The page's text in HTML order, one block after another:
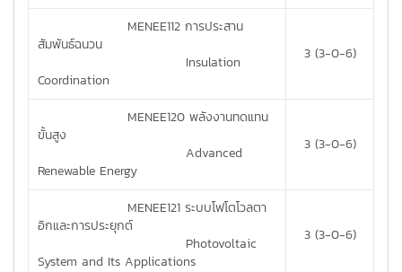
MENEE112 การประสาน
สัมพันธ์ฉนวน
Insulation
Coordination
3 (3-0-6)
MENEE120 พลังงานทดแทน
ขั้นสูง
Advanced
Renewable Energy
3 (3-0-6)
MENEE121 ระบบโฟโตโวลตา
อิกและการประยุกต์
Photovoltaic
System and Its Applications
3 (3-0-6)